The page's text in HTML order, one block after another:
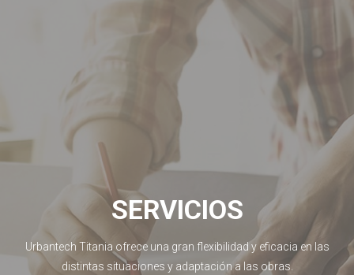
SERVICIOS
Urbantech Titania ofrece una gran flexibilidad y eficacia en las
distintas situaciones y adaptación a las obras.